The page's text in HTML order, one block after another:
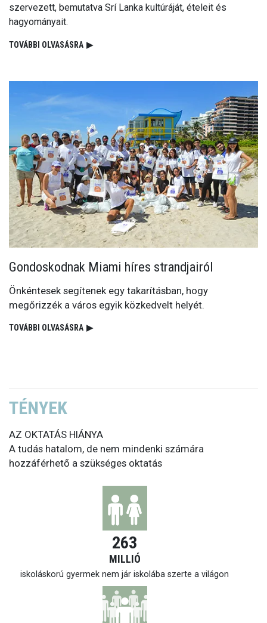
szervezett, bemutatva Srí Lanka kultúráját, ételeit és
hagyományait.
TOVÁBBI OLVASÁSRA ▶
Gondoskodnak Miami híres strandjairól
Önkéntesek segítenek egy takarításban, hogy
megőrizzék a város egyik közkedvelt helyét.
TOVÁBBI OLVASÁSRA ▶
TÉNYEK
AZ OKTATÁS HIÁNYA
A tudás hatalom, de nem mindenki számára
hozzáférhető a szükséges oktatás
263
MILLIÓ
iskoláskorú gyermek nem jár iskolába szerte a világon